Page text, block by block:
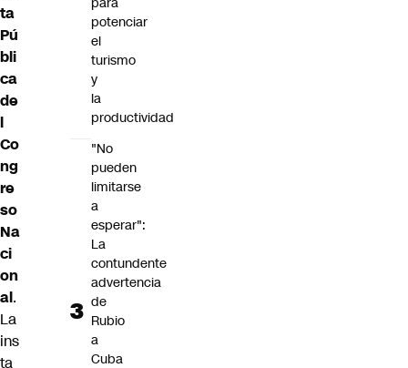
ta
Pú
bli
ca
de
l
Co
ng
re
so
Na
ci
on
al.
La
ins
ta
potenciar
el
turismo
y
la
productividad
"No
pueden
limitarse
a
esperar":
La
contundente
advertencia
de
Rubio
a
Cuba